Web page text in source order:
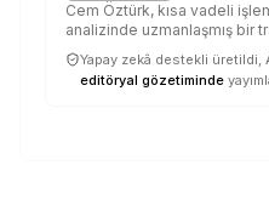
Cem Öztürk, kısa vadeli
analizinde uzmanlaşmış bir
Yapay zekâ destekli üretildi,
editöryal gözetiminde